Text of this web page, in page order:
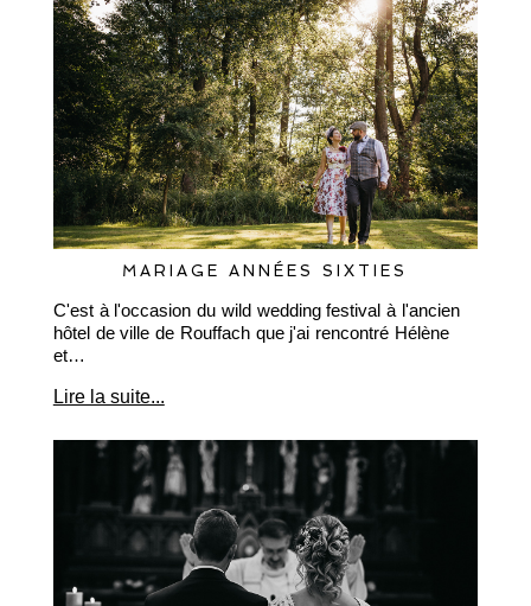
MARIAGE ANNÉES SIXTIES
C'est à l'occasion du wild wedding festival à l'ancien
hôtel de ville de Rouffach que j'ai rencontré Hélène
et…
Lire la suite...